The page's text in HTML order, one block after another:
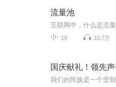
流量池
19 10.7万
国庆献礼！领先